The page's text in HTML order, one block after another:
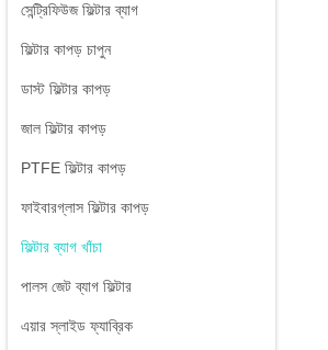
সেন্ট্রিফিউজ ফিল্টার ব্যাগ
ফিল্টার কাপড় চাপুন
ডাস্ট ফিল্টার কাপড়
জাল ফিল্টার কাপড়
PTFE ফিল্টার কাপড়
ফাইবারগ্লাস ফিল্টার কাপড়
ফিল্টার ব্যাগ খাঁচা
পালস জেট ব্যাগ ফিল্টার
এয়ার স্লাইড ফ্যাব্রিক